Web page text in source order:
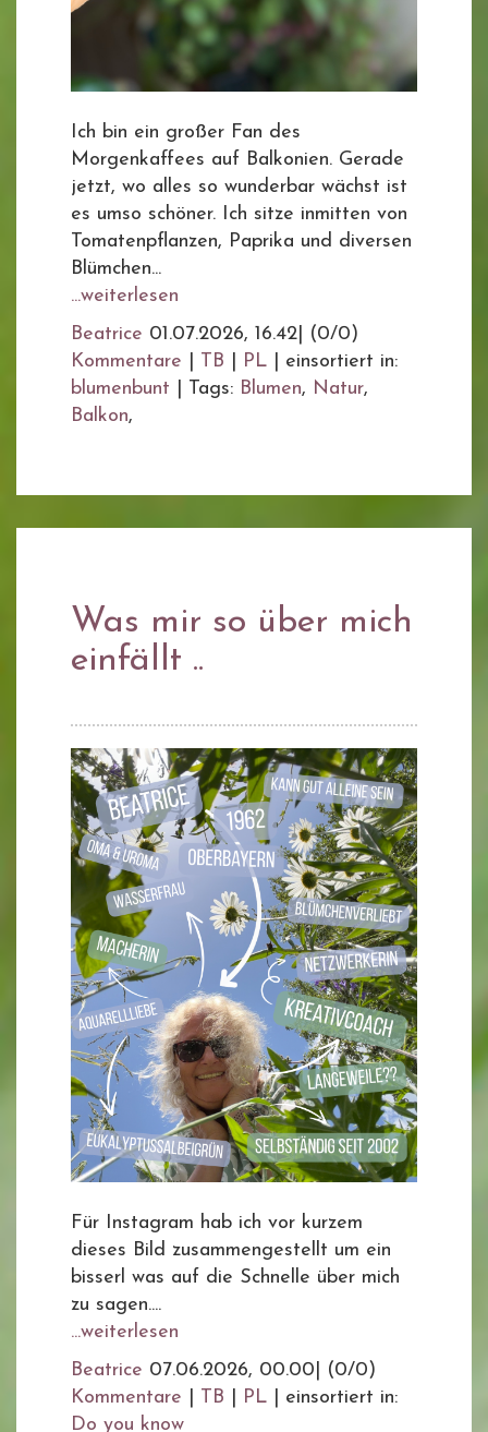
Ich bin ein großer Fan des
Morgenkaffees auf Balkonien. Gerade
jetzt, wo alles so wunderbar wächst ist
es umso schöner. Ich sitze inmitten von
Tomatenpflanzen, Paprika und diversen
Blümchen...
...weiterlesen
Beatrice 01.07.2026, 16.42
(0/0)
Kommentare
TB PL
einsortiert in:
blumenbunt
Tags: Blumen, Natur,
Balkon,
Was mir so über mich
einfällt ..
Für Instagram hab ich vor kurzem
dieses Bild zusammengestellt um ein
bisserl was auf die Schnelle über mich
zu sagen....
...weiterlesen
Beatrice 07.06.2026, 00.00
(0/0)
Kommentare
TB PL
einsortiert in:
Do you know